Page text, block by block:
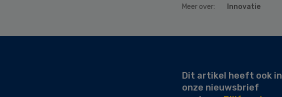
Meer over: Innovatie
Dit artikel heeft ook in
onze nieuwsbrief